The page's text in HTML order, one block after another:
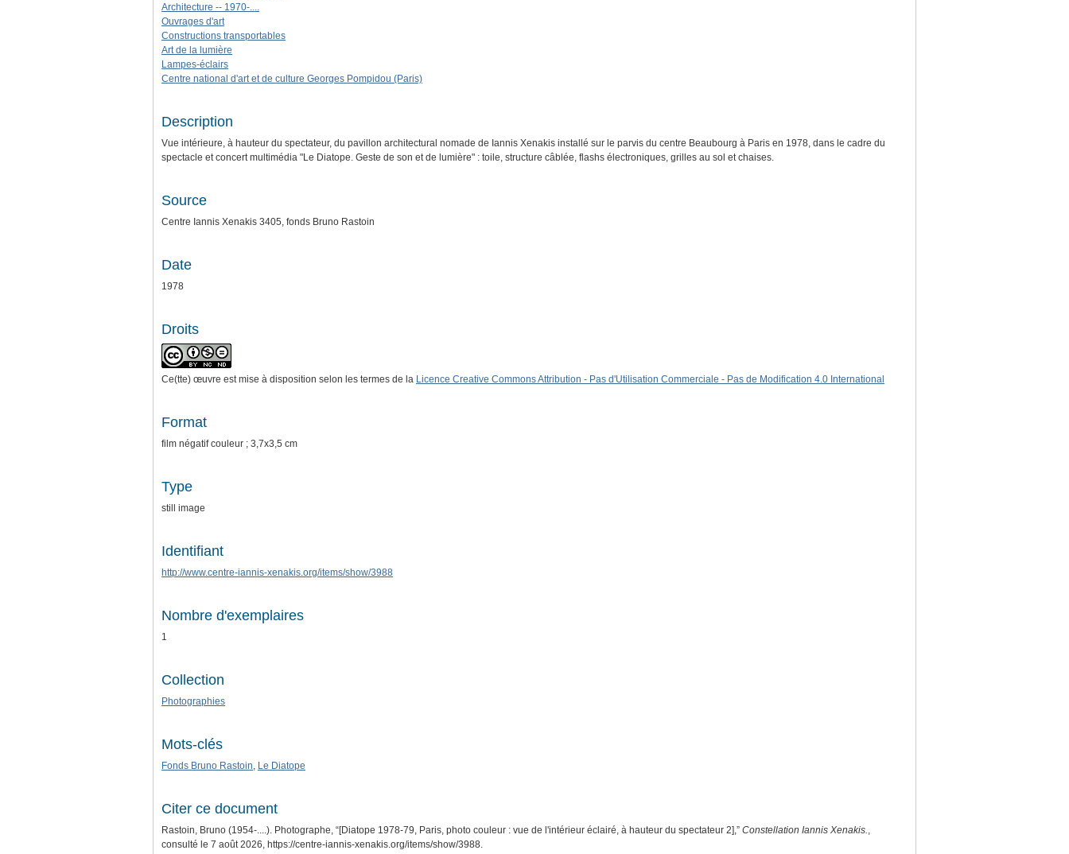
Architecture -- 1970-....
Ouvrages d'art
Constructions transportables
Art de la lumière
Lampes-éclairs
Centre national d'art et de culture Georges Pompidou (Paris)
Description
Vue intérieure, à hauteur du spectateur, du pavillon architectural nomade de Iannis Xenakis installé sur le parvis du centre Beaubourg à Paris en 1978, dans le cadre du
spectacle et concert multimédia "Le Diatope. Geste de son et de lumière" : toile, structure câblée, flashs électroniques, grilles au sol et chaises.
Source
Centre Iannis Xenakis 3405, fonds Bruno Rastoin
Date
1978
Droits
Ce(tte) œuvre est mise à disposition selon les termes de la Licence Creative Commons Attribution - Pas d'Utilisation Commerciale - Pas de Modification 4.0 International
Format
film négatif couleur ; 3,7x3,5 cm
Type
still image
Identifiant
http://www.centre-iannis-xenakis.org/items/show/3988
Nombre d'exemplaires
1
Collection
Photographies
Mots-clés
Fonds Bruno Rastoin, Le Diatope
Citer ce document
Rastoin, Bruno (1954-....). Photographe, “[Diatope 1978-79, Paris, photo couleur : vue de l'intérieur éclairé, à hauteur du spectateur 2],” Constellation Iannis Xenakis.,
consulté le 7 août 2026, https://centre-iannis-xenakis.org/items/show/3988.